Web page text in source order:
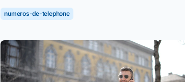
numeros-de-telephone